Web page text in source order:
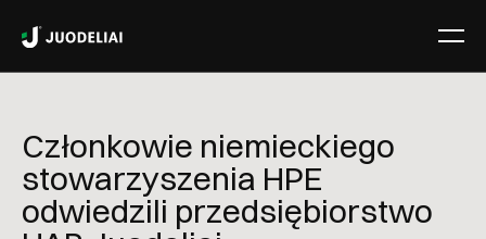
Członkowie niemieckiego
stowarzyszenia HPE
odwiedzili przedsiębiorstwo